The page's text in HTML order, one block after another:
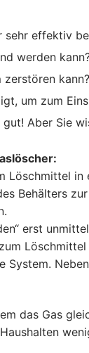
sehr effektiv
werden
zerstören kann?
um zum
Aber Sie
in
Behälters
erst
das Gas